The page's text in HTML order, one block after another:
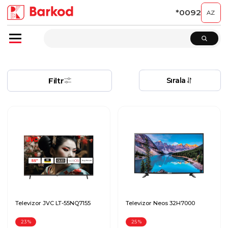
*0092 AZ
Filtr Sırala
Televizor JVC LT-55NQ7155
23%
Televizor Neos 32H7000
25%